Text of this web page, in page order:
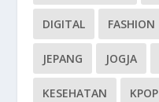
DIGITAL FASHION
JEPANG JOGJA
KESEHATAN KPOP